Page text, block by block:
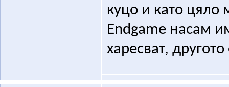
куцо и като цяло
Endgame насам
харесват,